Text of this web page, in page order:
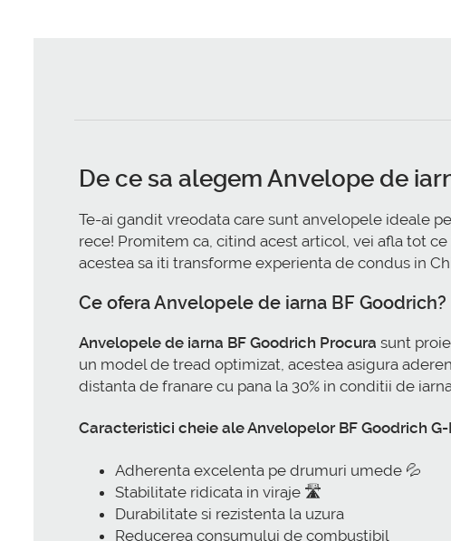
De ce sa alegem Anvelope de
Te-ai gandit vreodata care sunt anvelopele ideale
rece! Promitem ca, citind acest articol, vei afla tot
acestea sa iti transforme experienta de condus in
Ce ofera Anvelopele de iarna BF Goodrich?
Anvelopele de iarna BF Goodrich Procura sunt
un model de tread optimizat, acestea asigura
distanta de franare cu pana la 30% in conditii de
Caracteristici cheie ale Anvelopelor BF Goodrich G-
Adherenta excelenta pe drumuri umede 💦
Stabilitate ridicata in viraje 🛣️
Durabilitate si rezistenta la uzura
Reducerea consumului de combustibil